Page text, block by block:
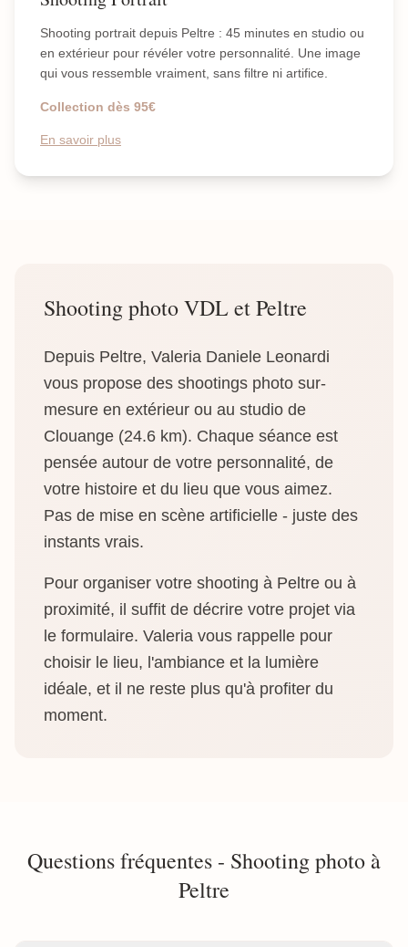
Shooting portrait depuis Peltre : 45 minutes en studio ou
en extérieur pour révéler votre personnalité. Une image
qui vous ressemble vraiment, sans filtre ni artifice.
Collection dès 95€
En savoir plus
Shooting photo VDL et Peltre
Depuis Peltre, Valeria Daniele Leonardi
vous propose des shootings photo sur-
mesure en extérieur ou au studio de
Clouange (24.6 km). Chaque séance est
pensée autour de votre personnalité, de
votre histoire et du lieu que vous aimez.
Pas de mise en scène artificielle - juste des
instants vrais.
Pour organiser votre shooting à Peltre ou à
proximité, il suffit de décrire votre projet via
le formulaire. Valeria vous rappelle pour
choisir le lieu, l'ambiance et la lumière
idéale, et il ne reste plus qu'à profiter du
moment.
Questions fréquentes - Shooting photo à
Peltre